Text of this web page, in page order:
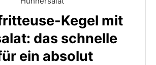
Kegel mit
das schnelle
ein absolut